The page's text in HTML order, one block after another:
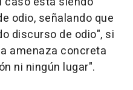
odio, señalando que
discurso de odio", si
amenaza concreta
ni ningún lugar".